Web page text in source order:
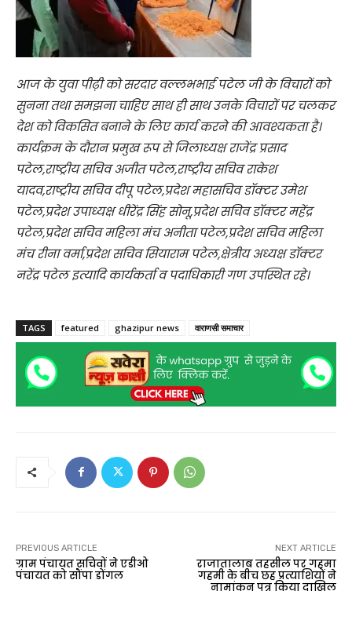
आज के युवा पीढ़ी को सरदार वल्लभभाई पटेल जी के विचारों को
सुनना तथा समझना चाहिए साथ ही साथ उनके विचारों पर चलकर
देश को विकसित बनाने के लिए कार्य करने की आवश्यकता है।
कार्यक्रम के दौरान प्रमुख रूप से जिलाध्यक्ष राजेंद्र प्रसाद
पटेल,राष्ट्रीय सचिव अजीत पटेल,राष्ट्रीय सचिव राकेश
यादव,राष्ट्रीय सचिव दीपू पटेल,प्रदेश महासचिव डॉक्टर उमेश
पटेल,प्रदेश उपाध्यक्ष धीरेंद्र सिंह सोनू,प्रदेश सचिव डॉक्टर महेंद्र
पटेल,प्रदेश सचिव महिला मंच अनीता पटेल,प्रदेश सचिव महिला
मंच रीना वर्मा,प्रदेश सचिव सियाराम पटेल,क्षेत्रीय अध्यक्ष डॉक्टर
नरेंद्र पटेल इत्यादि कार्यकर्ता व पदाधिकारी गण उपस्थित रहे।
TAGS featured ghazipur news वाराणसी समाचार
PREVIOUS ARTICLE
ग्राम पंचायत सचिवों ने एडीओ
पंचायत को सौंपा डोंगल
NEXT ARTICLE
राजातालाब तहसील पर गहमा
गहमी के बीच छह प्रत्याशियों ने
नामांकन पत्र किया दाखिल